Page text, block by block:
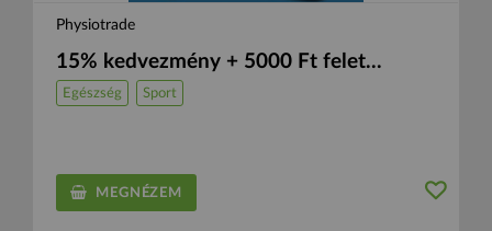
Physiotrade
15% kedvezmény + 5000 Ft felet...
Egészség Sport
MEGNÉZEM